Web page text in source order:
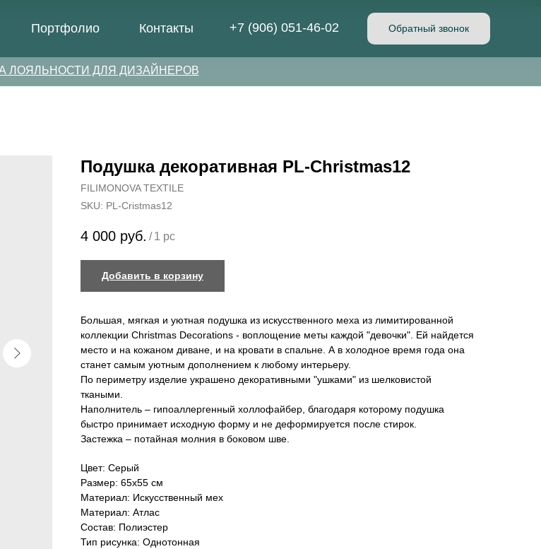
Контакты
Портфолио +7 (906) 051-46-02 Обратный звонок
ЛОЯЛЬНОСТИ ДЛЯ ДИЗАЙНЕРОВ
Подушка декоративная PL-Christmas12
FILIMONOVA TEXTILE
SKU: PL-Cristmas12
4 000 руб. / 1 pc
Добавить в корзину
Большая, мягкая и уютная подушка из искусственного меха из лимитированной
коллекции Christmas Decorations - воплощение меты каждой "девочки". Ей найдется
место и на кожаном диване, и на кровати в спальне. А в холодное время года она
станет самым уютным дополнением к любому интерьеру.
По периметру изделие украшено декоративными "ушками" из шелковистой
ткаными.
Наполнитель – гипоаллергенный холлофайбер, благодаря которому подушка
быстро принимает исходную форму и не деформируется после стирок.
Застежка – потайная молния в боковом шве.
Цвет: Серый
Размер: 65х55 см
Материал: Искусственный мех
Материал: Атлас
Состав: Полиэстер
Тип рисунка: Однотонная